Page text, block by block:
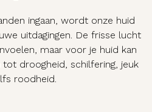
ingaan, wordt onze huid
uitdagingen. De frisse lucht
maar voor je huid kan
droogheid, schilfering, jeuk
roodheid.